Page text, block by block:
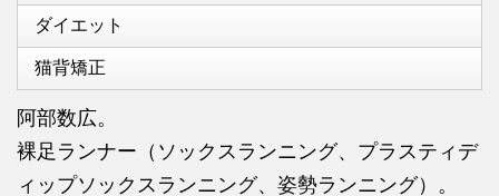
ダイエット
猫背矯正
阿部数広。
裸足ランナー（ソックスランニング、プラスティデ
ィップソックスランニング、姿勢ランニング）。